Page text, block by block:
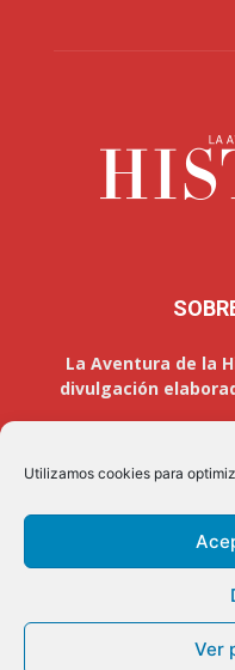
Utilizamos cookies para
Ver
La Aventura de la
divulgación
Quienes